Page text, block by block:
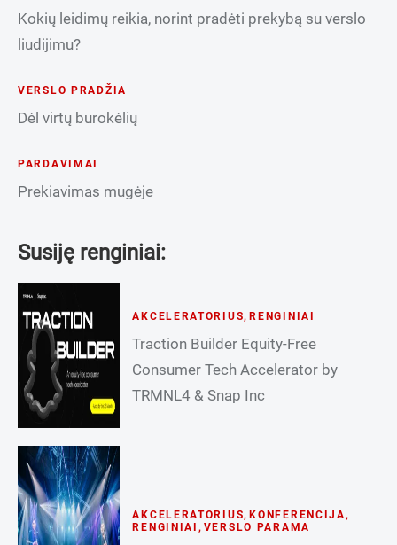
Kokių leidimų reikia, norint pradėti prekybą su verslo
liudijimu?
VERSLO PRADŽIA
Dėl virtų burokėlių
PARDAVIMAI
Prekiavimas mugėje
Susiję renginiai:
AKCELERATORIUS, RENGINIAI
Traction Builder Equity-Free
Consumer Tech Accelerator by
TRMNL4 & Snap Inc
AKCELERATORIUS, KONFERENCIJA,
RENGINIAI , VERSLO PARAMA